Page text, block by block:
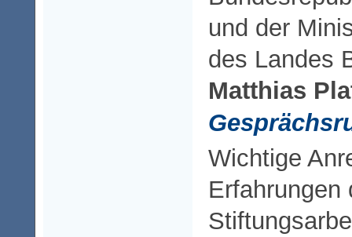
und der
des Landes
Matthias
Wichtige
Erfahrungen